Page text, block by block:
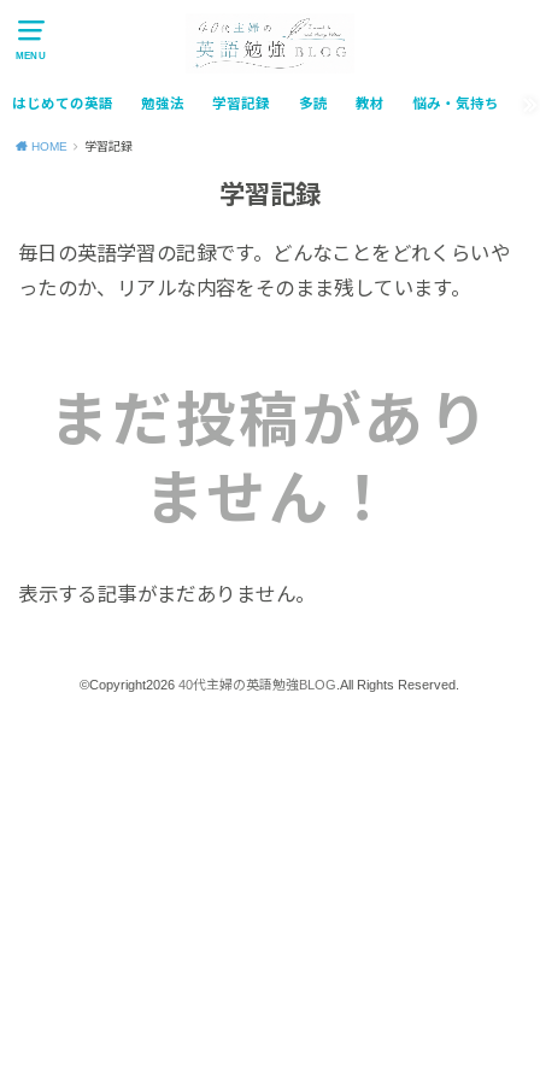
MENU
はじめての英語 勉強法 学習記録 多読 教材 悩み・気持ち
HOME 学習記録
学習記録
毎日の英語学習の記録です。どんなことをどれくらいや
ったのか、リアルな内容をそのまま残しています。
まだ投稿があり
ません！
表示する記事がまだありません。
©Copyright202640代主婦の英語勉強BLOG .All Rights Reserved.